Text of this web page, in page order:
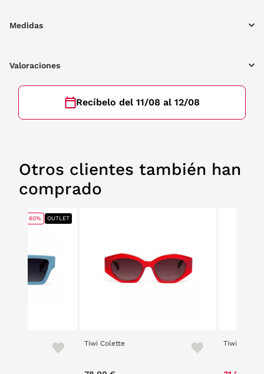
Medidas
Valoraciones
Recíbelo del 11/08 al 12/08
Otros clientes también han
comprado
60% OUTLET
Tiwi Colette Tiwi Anne